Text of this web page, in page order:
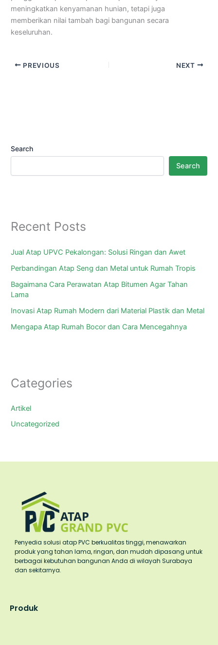
meningkatkan kenyamanan hunian, tetapi juga
memberikan nilai tambah bagi bangunan secara
keseluruhan.
PREVIOUS NEXT
Search
Search
Recent Posts
Jual Atap UPVC Pekalongan: Solusi Ringan dan Awet
Perbandingan Atap Seng dan Metal untuk Rumah Tropis
Bagaimana Cara Perawatan Atap Bitumen Agar Tahan
Lama
Inovasi Atap Rumah Modern dari Material Plastik dan Metal
Mengapa Atap Rumah Bocor dan Cara Mencegahnya
Categories
Artikel
Uncategorized
Penyedia solusi atap PVC berkualitas tinggi, menawarkan
produk yang tahan lama, ringan, dan mudah dipasang untuk
berbagai kebutuhan bangunan Anda di wilayah Surabaya
dan sekitarnya.
Produk